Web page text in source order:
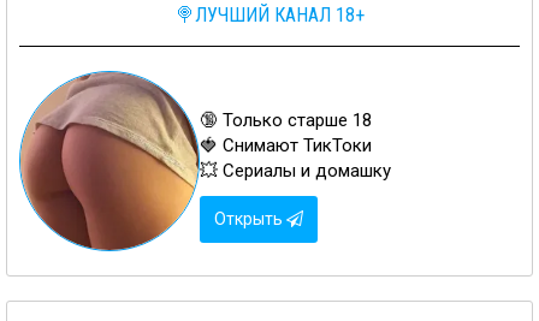
🍭ЛУЧШИЙ КАНАЛ 18+
🔞 Только старше 18
🍓 Снимают ТикТоки
💥 Сериалы и домашку
Открыть